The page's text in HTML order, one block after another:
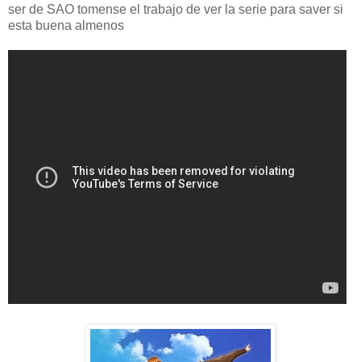
ser de SAO tomense el trabajo de ver la serie para saver si
esta buena almenos